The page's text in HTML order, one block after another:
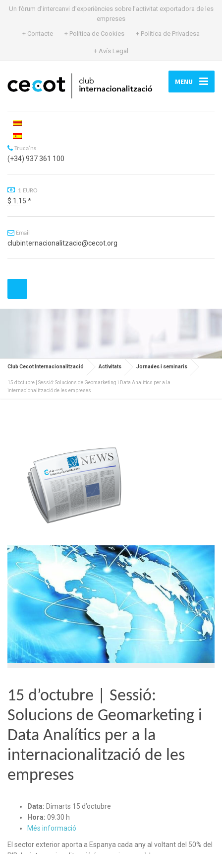
Un fòrum d’intercanvi d’experiències sobre l’activitat exportadora de les
empreses
+ Contacte
+ Política de Cookies + Política de Privadesa
+ Avís Legal
MENU
Truca'ns
(+34) 937 361 100
1 EURO
$ 1.15 *
Email
clubinternacionalitzacio@cecot.org
Club Cecot Internacionalització Activitats Jornades i seminaris
15 d’octubre | Sessió: Solucions de Geomarketing i Data Analítics per a la
internacionalització de les empreses
15 d’octubre | Sessió:
Solucions de Geomarketing i
Data Analítics per a la
internacionalització de les
empreses
Data: Dimarts 15 d’octubre
Hora: 09:30 h
Més informació
El sector exterior aporta a Espanya cada any al voltant del 50% del